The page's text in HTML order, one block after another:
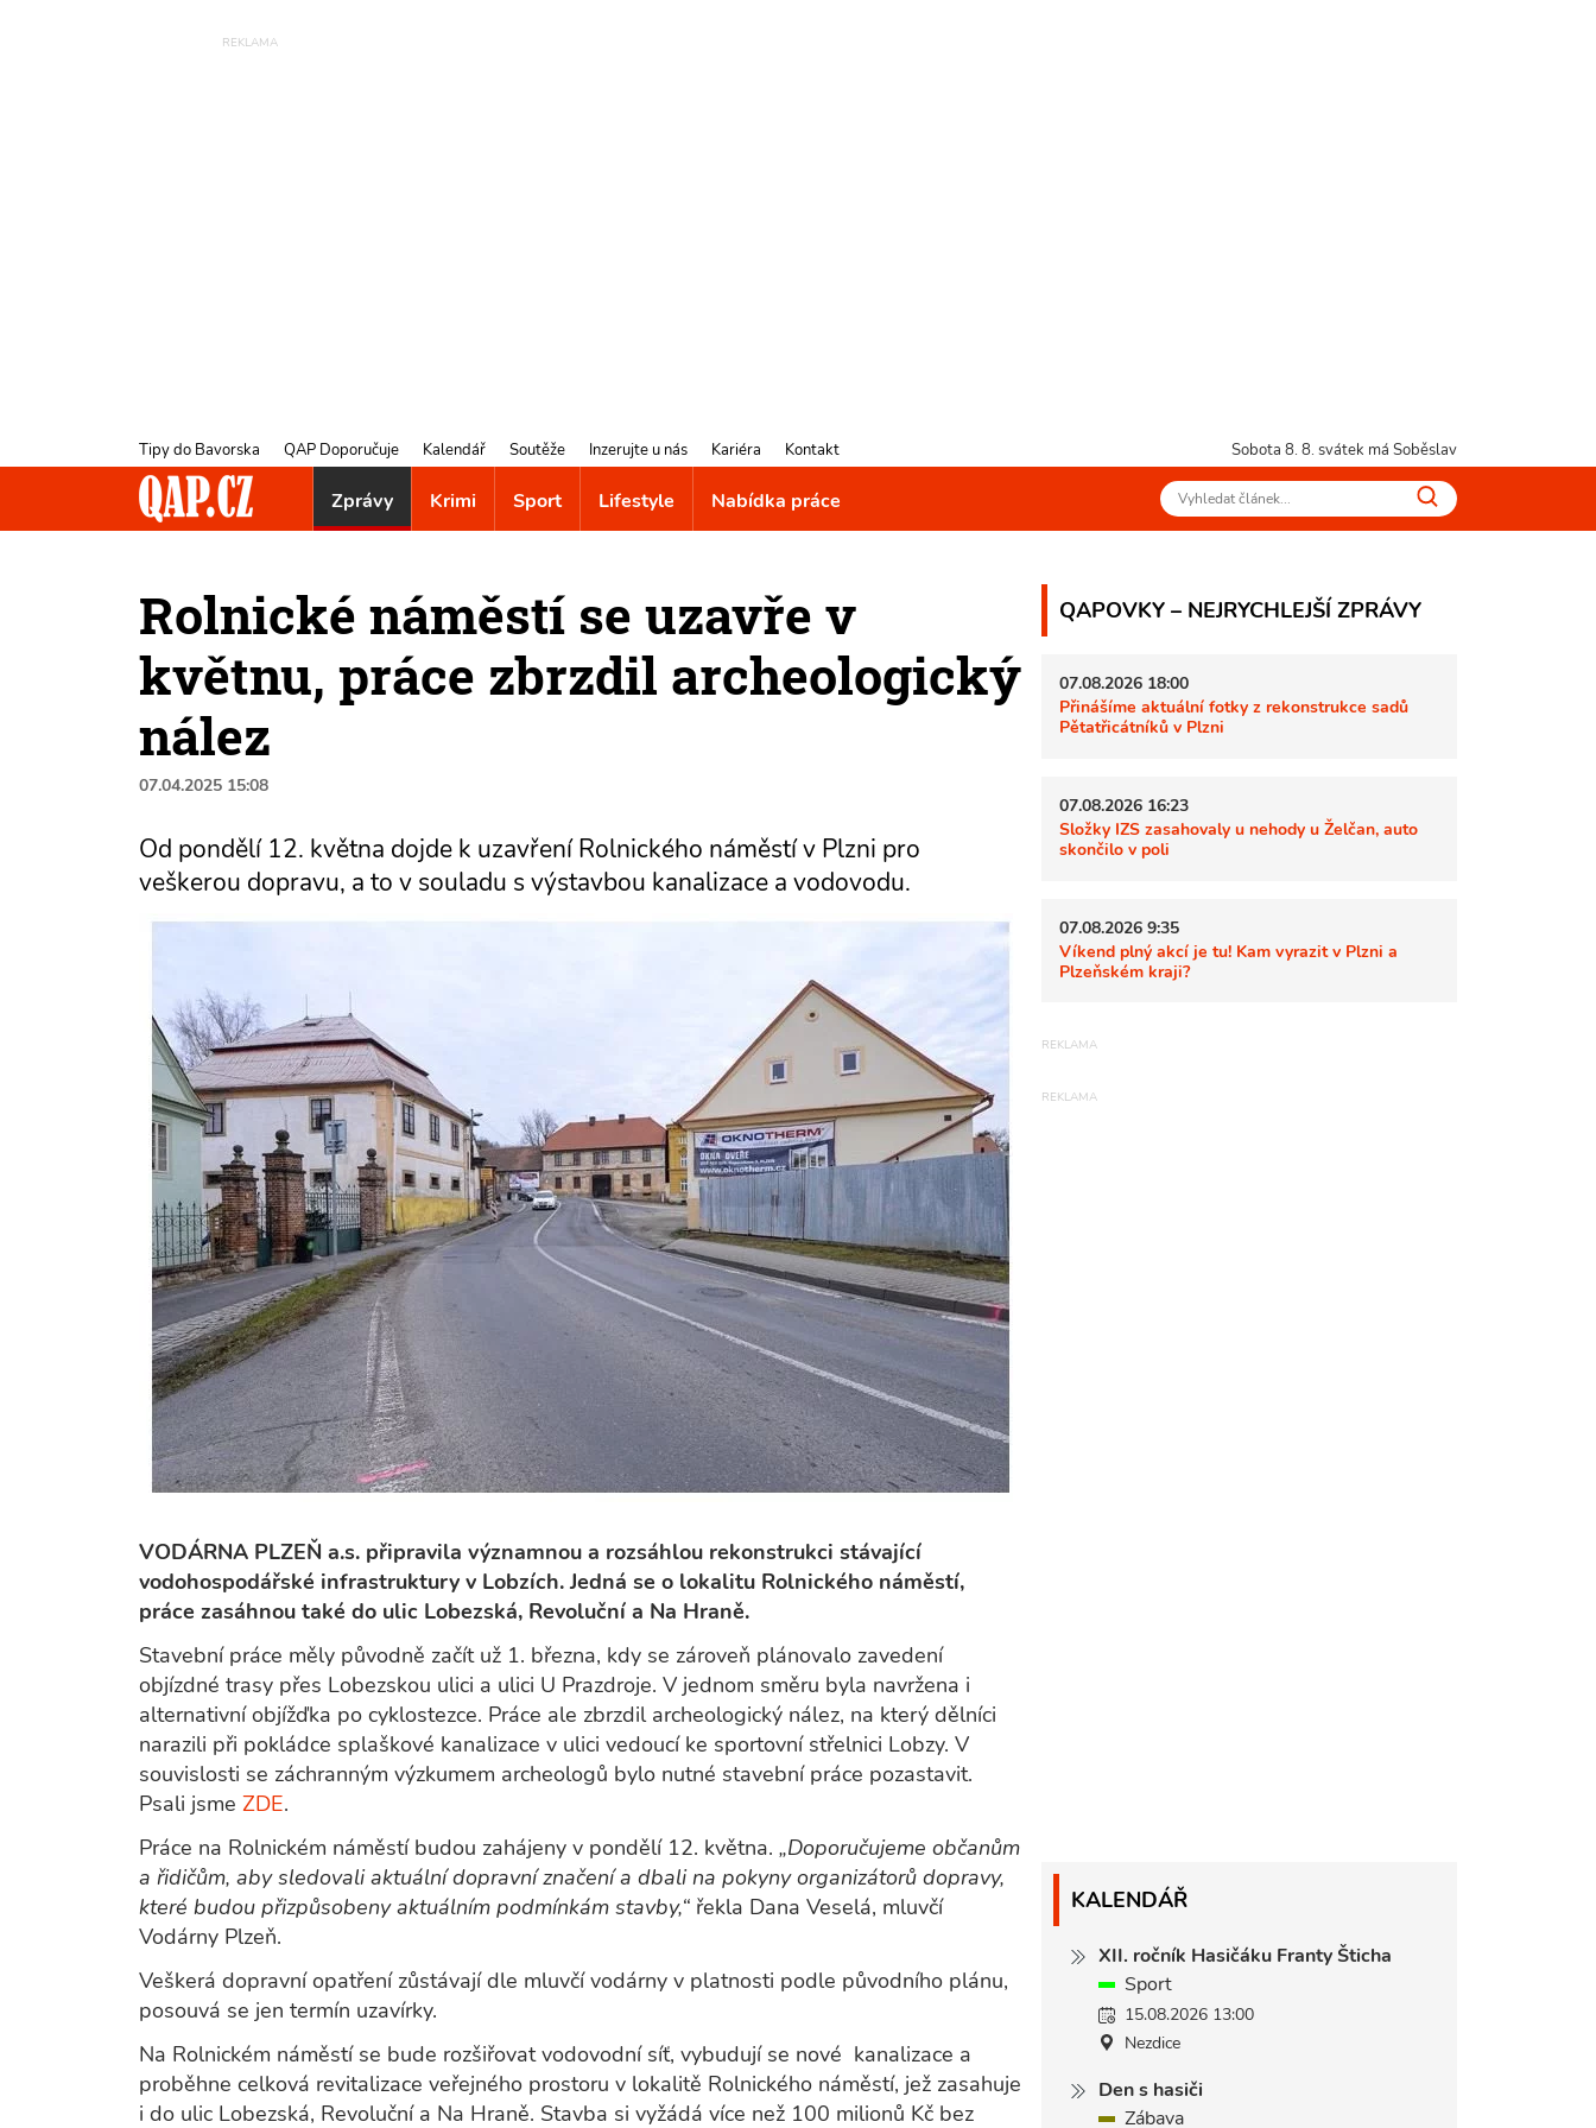
Tipy do Bavorska QAP Doporučuje Kalendář Soutěže Inzerujte u nás Kariéra Kontakt Sobota 8. 8. svátek má Soběslav
Zprávy Krimi Sport Lifestyle Nabídka práce
Rolnické náměstí se uzavře v
květnu, práce zbrzdil archeologický
nález
07.04.2025 15:08
Od pondělí 12. května dojde k uzavření Rolnického náměstí v Plzni pro
veškerou dopravu, a to v souladu s výstavbou kanalizace a vodovodu.
VODÁRNA PLZEŇ a.s. připravila významnou a rozsáhlou rekonstrukci stávající
vodohospodářské infrastruktury v Lobzích. Jedná se o lokalitu Rolnického náměstí,
práce zasáhnou také do ulic Lobezská, Revoluční a Na Hraně.
Stavební práce měly původně začít už 1. března, kdy se zároveň plánovalo zavedení
objízdné trasy přes Lobezskou ulici a ulici U Prazdroje. V jednom směru byla navržena i
alternativní objížďka po cyklostezce. Práce ale zbrzdil archeologický nález, na který dělníci
narazili při pokládce splaškové kanalizace v ulici vedoucí ke sportovní střelnici Lobzy. V
souvislosti se záchranným výzkumem archeologů bylo nutné stavební práce pozastavit.
Psali jsme ZDE.
Práce na Rolnickém náměstí budou zahájeny v pondělí 12. května. „Doporučujeme občanům
a řidičům, aby sledovali aktuální dopravní značení a dbali na pokyny organizátorů dopravy,
které budou přizpůsobeny aktuálním podmínkám stavby,“ řekla Dana Veselá, mluvčí
Vodárny Plzeň.
Veškerá dopravní opatření zůstávají dle mluvčí vodárny v platnosti podle původního plánu,
posouvá se jen termín uzavírky.
Na Rolnickém náměstí se bude rozšiřovat vodovodní síť, vybudují se nové kanalizace a
proběhne celková revitalizace veřejného prostoru v lokalitě Rolnického náměstí, jež zasahuje
i do ulic Lobezská, Revoluční a Na Hraně. Stavba si vyžádá více než 100 milionů Kč bez
QAPOVKY – NEJRYCHLEJŠÍ ZPRÁVY
07.08.2026 18:00
Přinášíme aktuální fotky z rekonstrukce sadů
Pětatřicátníků v Plzni
07.08.2026 16:23
Složky IZS zasahovaly u nehody u Želčan, auto
skončilo v poli
07.08.2026 9:35
Víkend plný akcí je tu! Kam vyrazit v Plzni a
Plzeňském kraji?
KALENDÁŘ
XII. ročník Hasičáku Franty Šticha
Sport
15.08.2026 13:00
Nezdice
Den s hasiči
Zábava